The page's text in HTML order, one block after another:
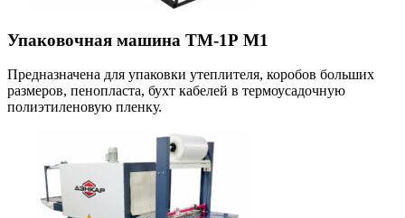
Упаковочная машина ТМ-1Р М1
Предназначена для упаковки утеплителя, коробов больших
размеров, пенопласта, бухт кабелей в термоусадочную
полиэтиленовую пленку.